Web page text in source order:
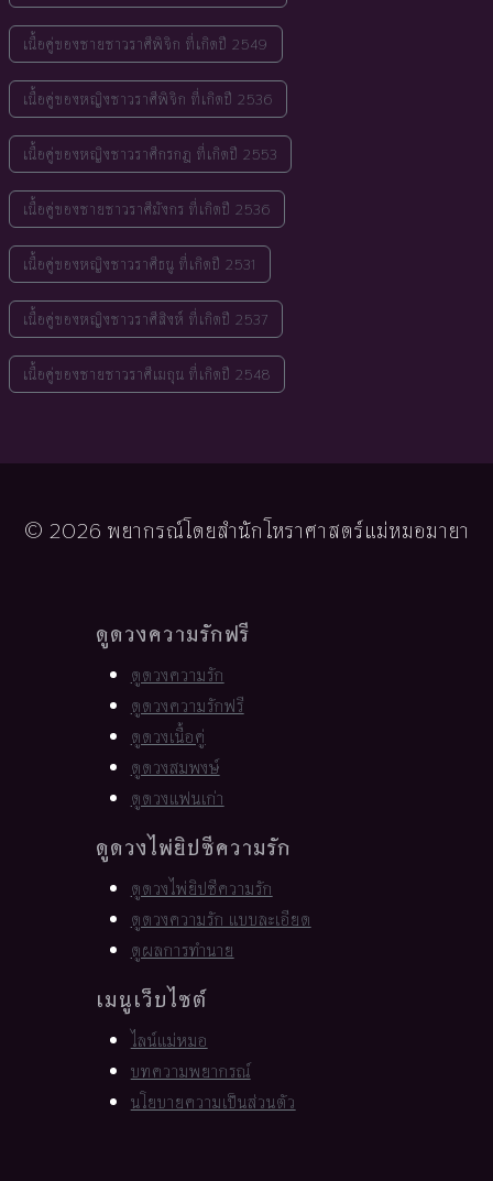
เนื้อคู่ของชายชาวราศีพิจิก ที่เกิดปี 2549
เนื้อคู่ของหญิงชาวราศีพิจิก ที่เกิดปี 2536
เนื้อคู่ของหญิงชาวราศีกรกฎ ที่เกิดปี 2553
เนื้อคู่ของชายชาวราศีมังกร ที่เกิดปี 2536
เนื้อคู่ของหญิงชาวราศีธนู ที่เกิดปี 2531
เนื้อคู่ของหญิงชาวราศีสิงห์ ที่เกิดปี 2537
เนื้อคู่ของชายชาวราศีเมถุน ที่เกิดปี 2548
© 2026 พยากรณ์โดยสำนักโหราศาสตร์แม่หมอมายา
ดูดวงความรักฟรี
ดูดวงความรัก
ดูดวงความรักฟรี
ดูดวงเนื้อคู่
ดูดวงสมพงษ์
ดูดวงแฟนเก่า
ดูดวงไพ่ยิปซีความรัก
ดูดวงไพ่ยิปซีความรัก
ดูดวงความรัก แบบละเอียด
ดูผลการทำนาย
เมนูเว็บไซต์
ไลน์แม่หมอ
บทความพยากรณ์
นโยบายความเป็นส่วนตัว